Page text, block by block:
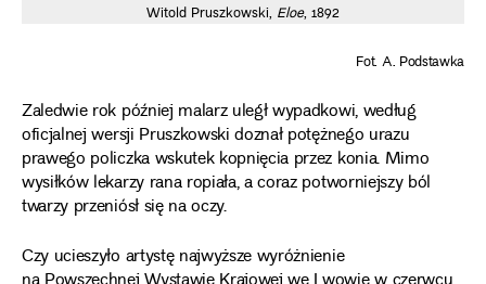
Witold Pruszkowski, Eloe, 1892
Fot. A. Podstawka
Zaledwie rok później malarz uległ wypadkowi, według
oficjalnej wersji Pruszkowski doznał potężnego urazu
prawego policzka wskutek kopnięcia przez konia. Mimo
wysiłków lekarzy rana ropiała, a coraz potworniejszy ból
twarzy przeniósł się na oczy.
Czy ucieszyło artystę najwyższe wyróżnienie